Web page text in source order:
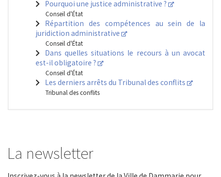
Pourquoi une justice administrative ?
Conseil d'État
Répartition des compétences au sein de la
juridiction administrative
Conseil d'État
Dans quelles situations le recours à un avocat
est-il obligatoire ?
Conseil d'État
Les derniers arrêts du Tribunal des conflits
Tribunal des conflits
La newsletter